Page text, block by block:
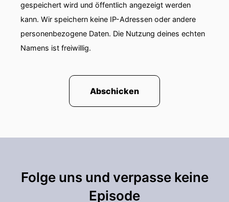
gespeichert wird und öffentlich angezeigt werden
kann. Wir speichern keine IP-Adressen oder andere
personenbezogene Daten. Die Nutzung deines echten
Namens ist freiwillig.
Abschicken
Folge uns und verpasse keine
Episode